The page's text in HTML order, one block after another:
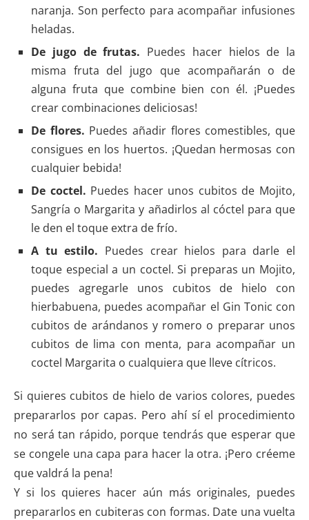
naranja. Son perfecto para acompañar infusiones
heladas.
De jugo de frutas. Puedes hacer hielos de la
misma fruta del jugo que acompañarán o de
alguna fruta que combine bien con él. ¡Puedes
crear combinaciones deliciosas!
De flores. Puedes añadir flores comestibles, que
consigues en los huertos. ¡Quedan hermosas con
cualquier bebida!
De coctel. Puedes hacer unos cubitos de Mojito,
Sangría o Margarita y añadirlos al cóctel para que
le den el toque extra de frío.
A tu estilo. Puedes crear hielos para darle el
toque especial a un coctel. Si preparas un Mojito,
puedes agregarle unos cubitos de hielo con
hierbabuena, puedes acompañar el Gin Tonic con
cubitos de arándanos y romero o preparar unos
cubitos de lima con menta, para acompañar un
coctel Margarita o cualquiera que lleve cítricos.
Si quieres cubitos de hielo de varios colores, puedes
prepararlos por capas. Pero ahí sí el procedimiento
no será tan rápido, porque tendrás que esperar que
se congele una capa para hacer la otra. ¡Pero créeme
que valdrá la pena!
Y si los quieres hacer aún más originales, puedes
prepararlos en cubiteras con formas. Date una vuelta